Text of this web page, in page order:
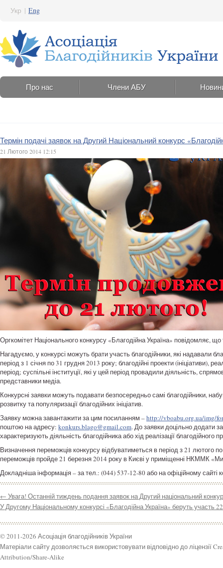
Укр | Eng
Про нас Члени АБУ
Термін подачі заявок на Другий Національний конкурс
21 Лютого 2014 12:15
Оргкомітет Національного конкурсу «Благодійна Україна» повідомляє,
Нагадуємо, у конкурсі можуть брати участь благодійники, які надавали
період з 1 січня по 31 грудня 2013 року; благодійні проекти (ініціативи),
період; суспільні інституції, які у цей період провадили діяльність,
представники медіа.
Конкурсні заявки можуть подавати безпосередньо самі благодійники,
розвитку та популяризації благодійних ініціатив.
Заявку можна завантажити за цим посиланням –http://vboabu.org.ua/img/
поштою на адресу: konkurs.blago@gmail.com. До заявки доцільно додати
характеризують діяльність благодійника або хід реалізації благодійного
Визначення переможців конкурсу відбуватиметься в період з 21 лютого
переможців пройде 21 березня 2014 року в Києві у приміщенні НКММК
Докладніша інформація – за тел.: (044) 537-12-80 або на офіційному сайті
← Увага! Останній тиждень подання заявок на Другий національний
У Другому Національному конкурсі «Благодійна Україна» беруть участь
© 2011-2026 Асоціація благодійників України
Матеріали сайту дозволяється використовувати відповідно до ліцензії
Attribution/Share-Alike